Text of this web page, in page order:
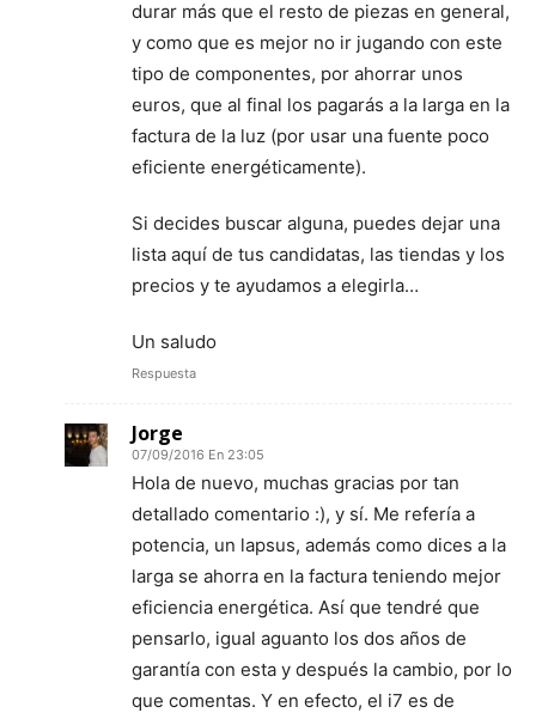
durar más que el resto de piezas en general,
y como que es mejor no ir jugando con este
tipo de componentes, por ahorrar unos
euros, que al final los pagarás a la larga en la
factura de la luz (por usar una fuente poco
eficiente energéticamente).
Si decides buscar alguna, puedes dejar una
lista aquí de tus candidatas, las tiendas y los
precios y te ayudamos a elegirla…
Un saludo
Respuesta
Jorge
07/09/2016 En 23:05
Hola de nuevo, muchas gracias por tan
detallado comentario :), y sí. Me refería a
potencia, un lapsus, además como dices a la
larga se ahorra en la factura teniendo mejor
eficiencia energética. Así que tendré que
pensarlo, igual aguanto los dos años de
garantía con esta y después la cambio, por lo
que comentas. Y en efecto, el i7 es de